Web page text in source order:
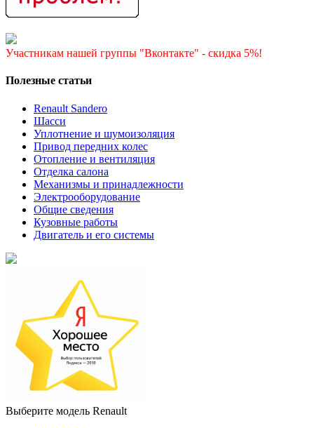
Участникам нашей группы "Вконтакте" - скидка 5%!
Полезные статьи
Renault Sandero
Шасси
Уплотнение и шумоизоляция
Привод передних колес
Отопление и вентиляция
Отделка салона
Механизмы и принадлежности
Электрооборудование
Общие сведения
Кузовные работы
Двигатель и его системы
Выберите модель Renault